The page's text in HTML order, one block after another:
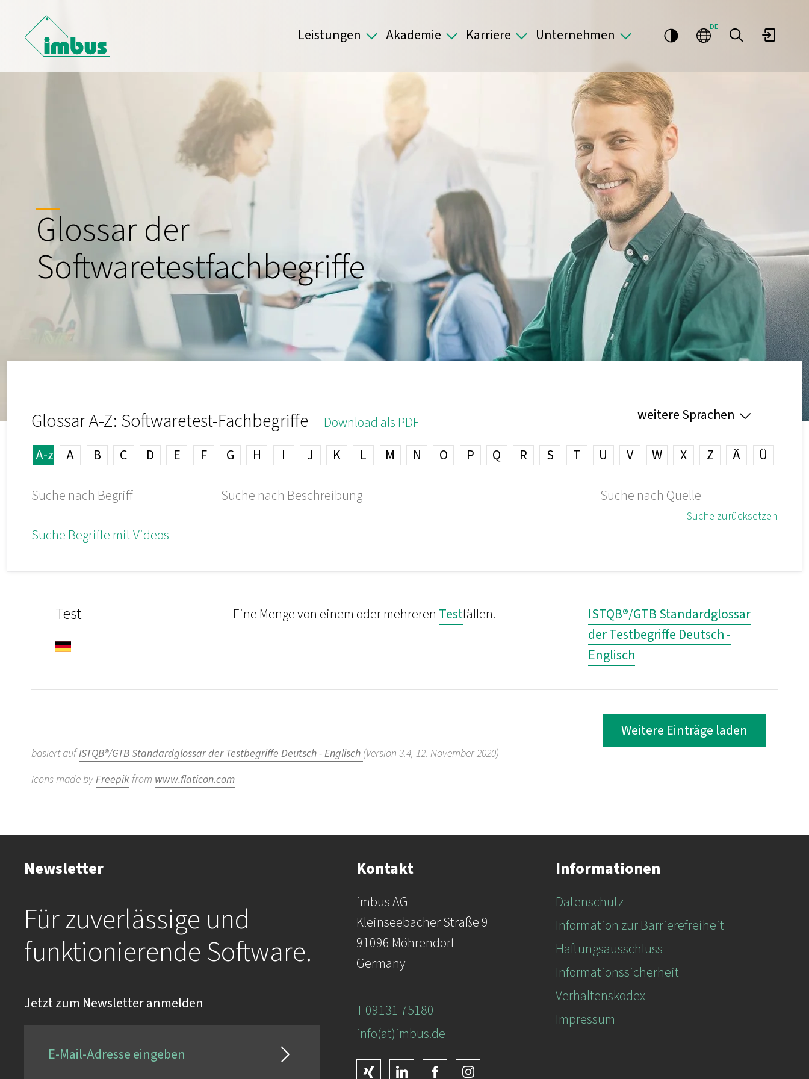
Leistungen Akademie Karriere Unternehmen DE
Glossar der
Softwaretestfachbegriffe
Glossar A-Z: Softwaretest-Fachbegriffe Download als PDF weitere Sprachen
A-z A B C D E F G H I J K L M N O P Q R S T U V W X Z Ä Ü
Suche zurücksetzen
Suche Begriffe mit Videos
Test Eine Menge von einem oder mehreren Testfällen.
ISTQB®/GTB Standardglossar
der Testbegriffe Deutsch -
Englisch
Weitere Einträge laden
basiert aufISTQB®/GTB Standardglossar der Testbegriffe Deutsch - Englisch (Version 3.4, 12. November 2020)
Icons made byFreepik from www.flaticon.com
Newsletter
Für zuverlässige und
funktionierende Software.
Jetzt zum Newsletter anmelden
Kontakt
imbus AG
Kleinseebacher Straße 9
91096 Möhrendorf
Germany
T 09131 75180
info(at)imbus.de
Informationen
Datenschutz
Information zur Barrierefreiheit
Haftungsausschluss
Informationssicherheit
Verhaltenskodex
Impressum